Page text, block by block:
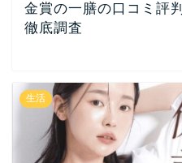
金賞の一膳の口コミ評
徹底調査
生活